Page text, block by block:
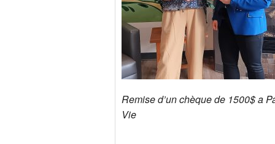
Remise d’un chèque de 1500$ a
Vie